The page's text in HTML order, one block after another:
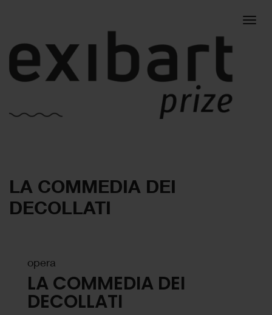
LA COMMEDIA DEI
DECOLLATI
opera
LA COMMEDIA DEI
DECOLLATI